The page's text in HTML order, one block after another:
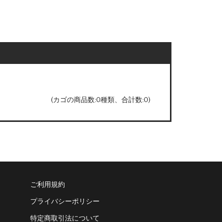
(カゴの商品数:0種類、合計数:0)
ご利用規約
プライバシーポリシー
特定商取引法について